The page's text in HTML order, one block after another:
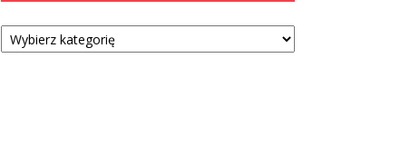
Kategorie